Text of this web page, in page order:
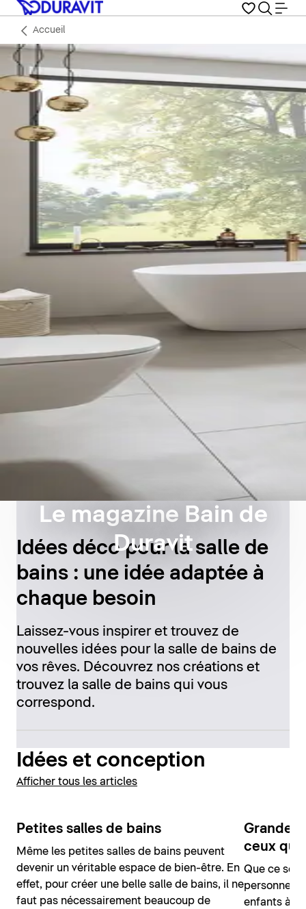
Accueil
Le magazine Bain de
Duravit
Idées déco pour la salle de
bains : une idée adaptée à
chaque besoin
Laissez-vous inspirer et trouvez de
nouvelles idées pour la salle de bains de
vos rêves. Découvrez nos créations et
trouvez la salle de bains qui vous
correspond.
Idées et conception
Afficher tous les articles
Petites salles de bains
Même les petites salles de bains peuvent
devenir un véritable espace de bien-être. En
effet, pour créer une belle salle de bains, il ne
faut pas nécessairement beaucoup de
Grandes
ceux qui
Que ce soit
personnes
enfants à la